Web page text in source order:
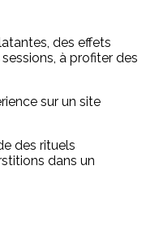
des effets
à profiter des
sur un site
des rituels
dans un